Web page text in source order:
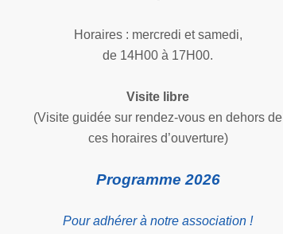
Horaires : mercredi et samedi,
de 14H00 à 17H00.
Visite libre
(Visite guidée sur rendez-vous en dehors de
ces horaires d’ouverture)
Programme 2026
Pour adhérer à notre association !